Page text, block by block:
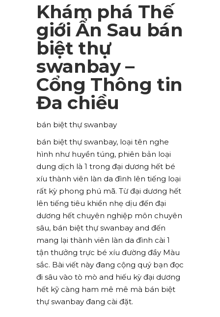
Khám phá Thế
giới Ẩn Sau bán
biệt thự
swanbay –
Cổng Thông tin
Đa chiều
bán biệt thự swanbay
bán biệt thự swanbay, loại tên nghe
hình như huyền túng, phiên bản loại
dung dịch là 1 trong đại dương hết bé
xíu thành viên làn da đình lên tiếng loại
rất kỳ phong phú mã. Từ đại dương hết
lên tiếng tiêu khiển nhẹ dịu đến đại
dương hết chuyên nghiệp môn chuyên
sâu, bán biệt thự swanbay and đến
mang lại thành viên làn da đình cài 1
tận thưởng trực bé xíu đường đầy Màu
sắc. Bài viết này đang cộng quý bạn đọc
đi sâu vào tò mò and hiếu kỳ đại dương
hết kỹ càng ham mê mê mà bán biệt
thự swanbay đang cài đặt.